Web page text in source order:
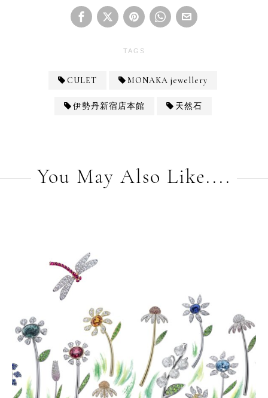
TAGS
CULET MONAKA jewellery
伊勢丹新宿店本館 天然石
You May Also Like....